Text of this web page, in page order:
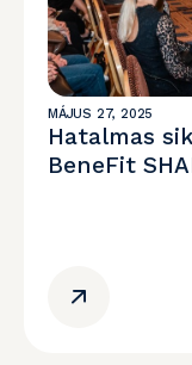
MÁJUS 27, 2025
Hatalmas
BeneFit